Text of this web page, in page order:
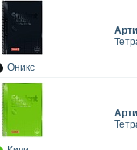
Оникс